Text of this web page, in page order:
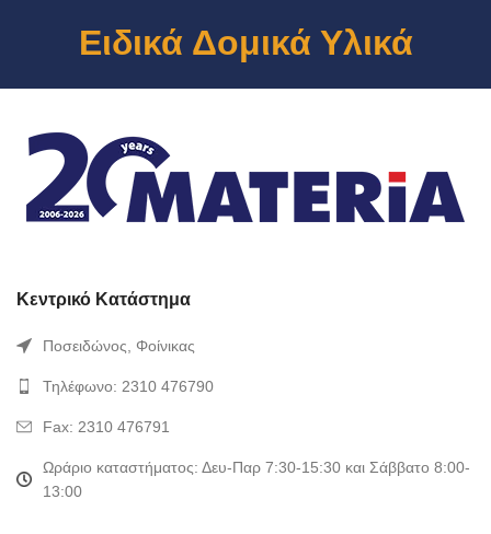
Ειδικά Δομικά Υλικά
Κεντρικό Κατάστημα
Ποσειδώνος, Φοίνικας
Τηλέφωνο: 2310 476790
Fax: 2310 476791
Ωράριο καταστήματος: Δευ-Παρ 7:30-15:30 και Σάββατο 8:00-
13:00